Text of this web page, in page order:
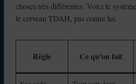
choses très différentes. Voici le
le cerveau TDAH, pas contre lui.
Règle Ce qu’on fait